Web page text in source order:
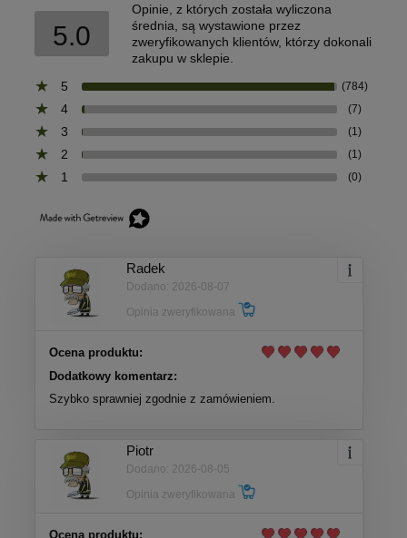
5.0
Opinie, z których została wyliczona
średnia, są wystawione przez
zweryfikowanych klientów, którzy dokonali
zakupu w sklepie.
5
(784)
4 (7)
3 (1)
2 (1)
1 (0)
Radek
Dodano: 2026-08-07
Opinia zweryfikowana
Ocena produktu:
Dodatkowy komentarz:
Szybko sprawniej zgodnie z zamówieniem.
Piotr
Dodano: 2026-08-05
Opinia zweryfikowana
Ocena produktu: